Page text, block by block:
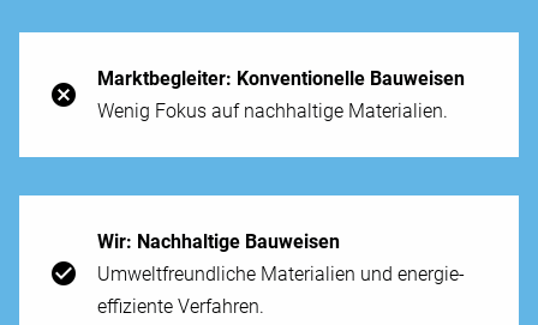
Markt­begleiter: Kon­ventionelle Bau­weisen
Wenig Fokus auf nach­haltige Materialien.
Wir: Nach­haltige Bau­weisen
Umwelt­freundliche Materialien und energie­
effiziente Ver­fahren.